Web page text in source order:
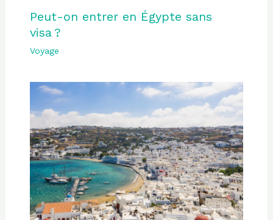
Peut-on entrer en Égypte sans
visa ?
Voyage